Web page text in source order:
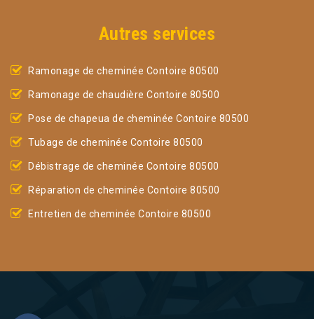
Autres services
Ramonage de cheminée Contoire 80500
Ramonage de chaudière Contoire 80500
Pose de chapeua de cheminée Contoire 80500
Tubage de cheminée Contoire 80500
Débistrage de cheminée Contoire 80500
Réparation de cheminée Contoire 80500
Entretien de cheminée Contoire 80500